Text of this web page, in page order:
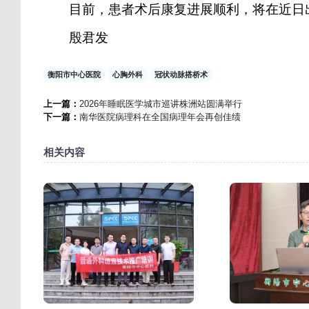
目前，患者术后康复进展顺利，将在近日
殷君发
衡阳市中心医院 心胸外科 冠状动脉搭桥术
上一篇： 2026年睡眠医学城市巡讲株洲站圆满举行
下一篇： 南华医院病理科在全国病理年会再创佳绩
相关内容